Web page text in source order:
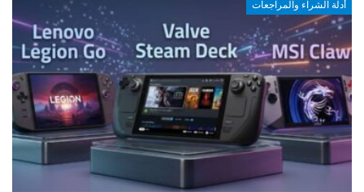
أدلة الشراء والمراجعات